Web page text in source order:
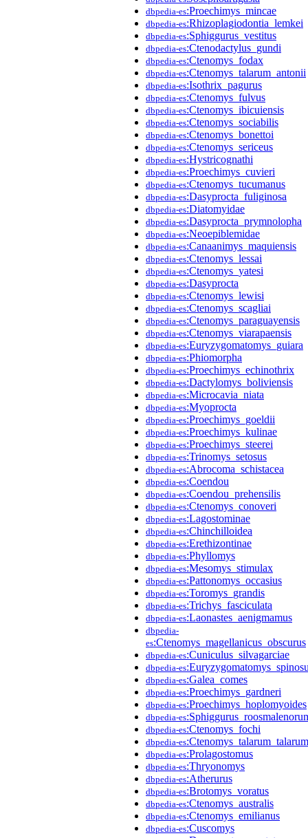
dbpedia-es:Proechimys_mincae
dbpedia-es:Rhizoplagiodontia_lemkei
dbpedia-es:Sphiggurus_vestitus
dbpedia-es:Ctenodactylus_gundi
dbpedia-es:Ctenomys_fodax
dbpedia-es:Ctenomys_talarum_antonii
dbpedia-es:Isothrix_pagurus
dbpedia-es:Ctenomys_fulvus
dbpedia-es:Ctenomys_ibicuiensis
dbpedia-es:Ctenomys_sociabilis
dbpedia-es:Ctenomys_bonettoi
dbpedia-es:Ctenomys_sericeus
dbpedia-es:Hystricognathi
dbpedia-es:Proechimys_cuvieri
dbpedia-es:Ctenomys_tucumanus
dbpedia-es:Dasyprocta_fuliginosa
dbpedia-es:Diatomyidae
dbpedia-es:Dasyprocta_prymnolopha
dbpedia-es:Neoepiblemidae
dbpedia-es:Canaanimys_maquiensis
dbpedia-es:Ctenomys_lessai
dbpedia-es:Ctenomys_yatesi
dbpedia-es:Dasyprocta
dbpedia-es:Ctenomys_lewisi
dbpedia-es:Ctenomys_scagliai
dbpedia-es:Ctenomys_paraguayensis
dbpedia-es:Ctenomys_viarapaensis
dbpedia-es:Euryzygomatomys_guiara
dbpedia-es:Phiomorpha
dbpedia-es:Proechimys_echinothrix
dbpedia-es:Dactylomys_boliviensis
dbpedia-es:Microcavia_niata
dbpedia-es:Myoprocta
dbpedia-es:Proechimys_goeldii
dbpedia-es:Proechimys_kulinae
dbpedia-es:Proechimys_steerei
dbpedia-es:Trinomys_setosus
dbpedia-es:Abrocoma_schistacea
dbpedia-es:Coendou
dbpedia-es:Coendou_prehensilis
dbpedia-es:Ctenomys_conoveri
dbpedia-es:Lagostominae
dbpedia-es:Chinchilloidea
dbpedia-es:Erethizontinae
dbpedia-es:Phyllomys
dbpedia-es:Mesomys_stimulax
dbpedia-es:Pattonomys_occasius
dbpedia-es:Toromys_grandis
dbpedia-es:Trichys_fasciculata
dbpedia-es:Laonastes_aenigmamus
dbpedia-
es:Ctenomys_magellanicus_obscurus
dbpedia-es:Cuniculus_silvagarciae
dbpedia-es
dbpedia-es:Galea_comes
dbpedia-es:Proechimys_gardneri
dbpedia-es:Proechimys_hoplomyoides
dbpedia-es
dbpedia-es:Ctenomys_fochi
dbpedia-es:Ctenomys_talarum_talarum
dbpedia-es:Prolagostomus
dbpedia-es:Thryonomys
dbpedia-es:Atherurus
dbpedia-es:Brotomys_voratus
dbpedia-es:Ctenomys_australis
dbpedia-es:Ctenomys_emilianus
dbpedia-es:Cuscomys